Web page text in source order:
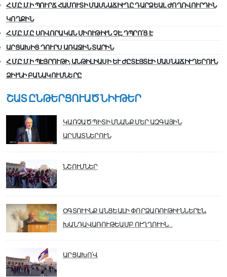
Հ.Մ.Ը.Մ.Ի ՊՈՒՐՃ ՀԱՄՈՒՏԻ ՄԱՍՆԱՃԻՒՂԸ ԴԱՐՁԵԱԼ ԺՈՂՈՎՈՒՐԴԻՆ
ԿՈՂՔԻՆ
Հ.Մ.Ը.Մ.Ը ՍՈՎՈՐԱԿԱՆ ՄԻՈՒԹԻՒՆ ՉԷ, ԴՊՐՈ՛Ց Է
ԱՐՑԱԽԻՑ ԴՈՒՐՍ ԱՌԱՋԻՆ ՏԱՐԻՆ
Հ.Մ.Ը.Մ.Ի ՊԷՅՐՈՒԹԻ, ԱՆԹԻԼԻԱՍԻ ԵՒ ԺԸՏԷՅՏԷԻ ՄԱՍՆԱՃԻՒՂԵՐՈՒՆ
ՁԻՒՆԻ ԲԱՆԱԿՈՒՄՆԵՐԸ
ՇԱՏ ԸՆԹԵՐՑՈՒԱԾ ՆԻՒԹԵՐ
ԿԱՌՉԱԾ ՊԻՏԻ ՄՆԱՆՔ ՄԵՐ ԱԶԳԱՅԻՆ
ԱՐՄԱՏՆԵՐՈՒՆ
ՆՇՈՒՄՆԵՐ
ՕԳՏՈՒԻՆՔ ԱՆՑԵԱԼԻ ՓՈՐՁԱՌՈՒԹԻՒՆՆԵՐԷՆ,
ԽԱՆԴԱՎԱՌՈՒԹԵԱՄԲ ՈՒՂՂՈՒԻՆ…
ԱՐՑԱԽՈ՛Վ